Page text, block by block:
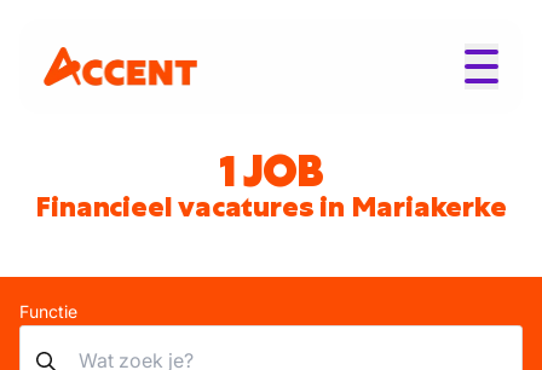
1 JOB
Financieel vacatures in Mariakerke
Functie